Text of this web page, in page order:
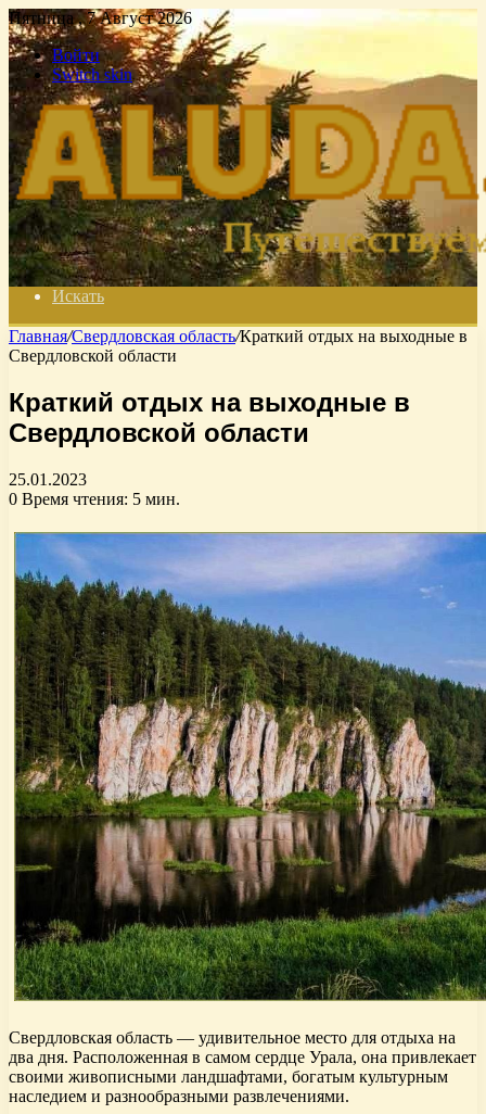
Пятница , 7 Август 2026
Войти
Switch skin
Искать
Главная/Свердловская область/Краткий отдых на выходные в
Свердловской области
Краткий отдых на выходные в
Свердловской области
25.01.2023
0 Время чтения: 5 мин.
Свердловская область — удивительное место для отдыха на
два дня. Расположенная в самом сердце Урала, она привлекает
своими живописными ландшафтами, богатым культурным
наследием и разнообразными развлечениями.